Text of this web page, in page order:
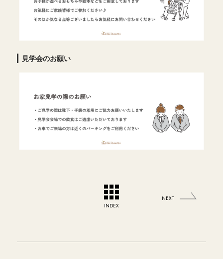
見学会のお願い
INDEX
NEXT